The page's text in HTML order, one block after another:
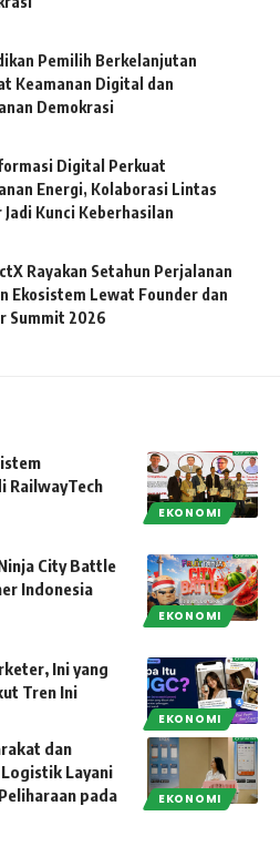
Pemilih Berkelanjutan
Keamanan Digital dan
Demokrasi
Digital Perkuat
Energi, Kolaborasi Lintas
Jadi Kunci Keberhasilan
Rayakan Setahun Perjalanan
Ekosistem Lewat Founder dan
Summit 2026
EKONOMI
RailwayTech
EKONOMI
City Battle
Indonesia
EKONOMI
Ini yang
Tren Ini
EKONOMI
dan
Logistik Layani
pada